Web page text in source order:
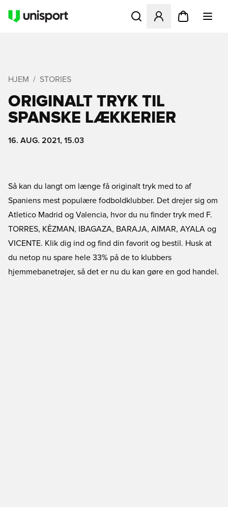
Åbner en Modal til at
HJEM STORIES
ORIGINALT TRYK TIL
SPANSKE LÆKKERIER
16. AUG. 2021, 15.03
Så kan du langt om længe få originalt tryk med to af
Spaniens mest populære fodboldklubber. Det drejer sig om
Atletico Madrid og Valencia, hvor du nu finder tryk med F.
TORRES, KÊZMAN, IBAGAZA, BARAJA, AIMAR, AYALA og
VICENTE. Klik dig ind og find din favorit og bestil. Husk at
du netop nu spare hele 33% på de to klubbers
hjemmebanetrøjer, så det er nu du kan gøre en god handel.